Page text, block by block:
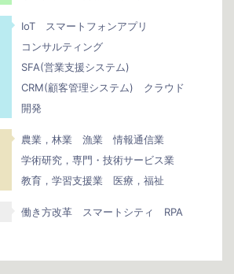
IoT
スマートフォンアプリ
コンサルティング
SFA(営業支援システム)
CRM(顧客管理システム)
クラウド
開発
農業，林業 漁業
情報通信業
学術研究，専門・技術サービス業
教育，学習支援業
医療，福祉
働き方改革 スマートシティ RPA